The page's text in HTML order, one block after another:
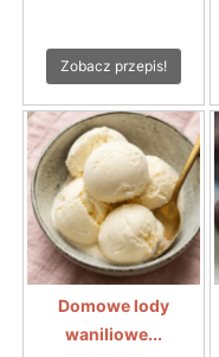
Zobacz przepis!
Domowe lody
waniliowe...